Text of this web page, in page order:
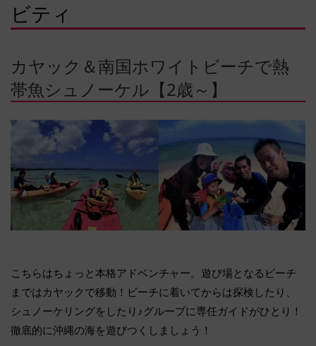
ビティ
カヤック＆南国ホワイトビーチで熱
帯魚シュノーケル【2歳～】
こちらはちょっと本格アドベンチャー。遊び場となるビーチ
まではカヤックで移動！ビーチに着いてからは探検したり、
シュノーケリングをしたり♪グループに専任ガイドがひとり！
徹底的に沖縄の海を遊びつくしましょう！